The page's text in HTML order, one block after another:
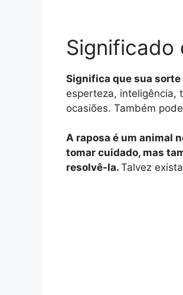
Significado
Significa que sua
esperteza, inteligência,
ocasiões. Também
A raposa é um animal
tomar cuidado, mas
resolvê-la. Talvez